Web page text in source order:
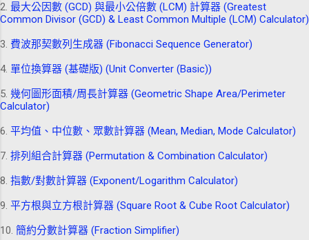
2. 最大公因數 (GCD) 與最小公倍數 (LCM) 計算器 (Greatest
Common Divisor (GCD) & Least Common Multiple (LCM) Calculator)
3. 費波那契數列生成器 (Fibonacci Sequence Generator)
4. 單位換算器 (基礎版) (Unit Converter (Basic))
5. 幾何圖形面積/周長計算器 (Geometric Shape Area/Perimeter
Calculator)
6. 平均值、中位數、眾數計算器 (Mean, Median, Mode Calculator)
7. 排列組合計算器 (Permutation & Combination Calculator)
8. 指數/對數計算器 (Exponent/Logarithm Calculator)
9. 平方根與立方根計算器 (Square Root & Cube Root Calculator)
10. 簡約分數計算器 (Fraction Simplifier)